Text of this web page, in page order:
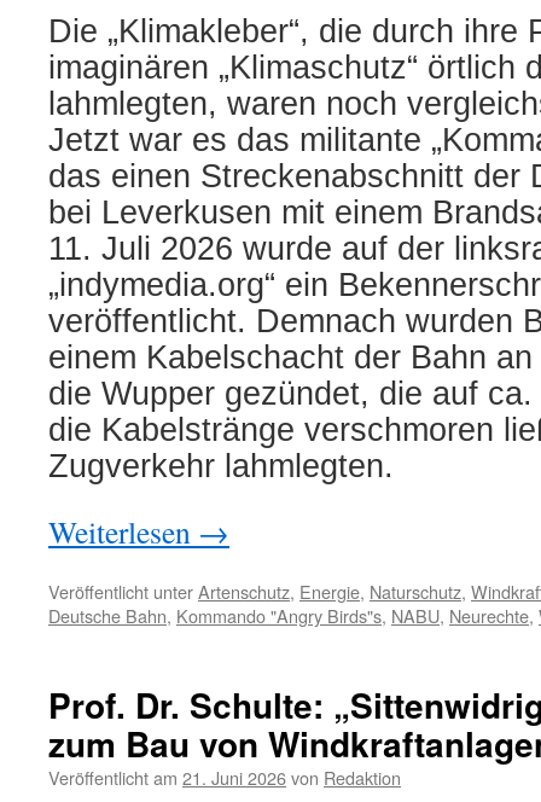
am
grauen
Kapitalmarkt
gibt“
Die „Klimakleber“, die durch ihre
imaginären „Klimaschutz“ örtlich
lahmlegten, waren noch
Jetzt war es das militante
das einen Streckenabschnitt der
bei Leverkusen mit einem
11. Juli 2026 wurde auf der
„indymedia.org“ ein
veröffentlicht. Demnach wurden
einem Kabelschacht der Bahn
die Wupper gezündet, die auf
die Kabelstränge verschmoren
Zugverkehr lahmlegten.
Weiterlesen →
Veröffentlicht unterArtenschutz, Energie, Naturschutz,
Deutsche Bahn, Kommando "Angry Birds"s, NABU, Neurechte,
Prof. Dr. Schulte:
zum Bau von
Veröffentlicht am 21. Juni 2026von Redaktion